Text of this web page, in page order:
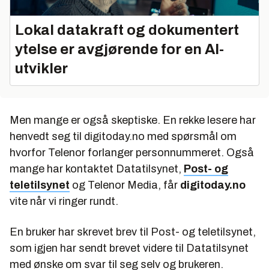
Lokal datakraft og dokumentert
ytelse er avgjørende for en AI-
utvikler
Men mange er også skeptiske. En rekke lesere har
henvedt seg til digitoday.no med spørsmål om
hvorfor Telenor forlanger personnummeret. Også
mange har kontaktet Datatilsynet, Post- og
teletilsynet og Telenor Media, får digitoday.no
vite når vi ringer rundt.
En bruker har skrevet brev til Post- og teletilsynet,
som igjen har sendt brevet videre til Datatilsynet
med ønske om svar til seg selv og brukeren.